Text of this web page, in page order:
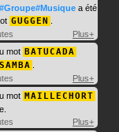
#Groupe#Musique a été
GUGGEN
Plus+
mot BATUCADA
SAMBA
Plus+
mot MAILLECHORT
Plus+